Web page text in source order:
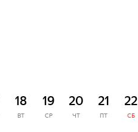
18
ВТ
19
СР
20
ЧТ
21
ПТ
22
СБ